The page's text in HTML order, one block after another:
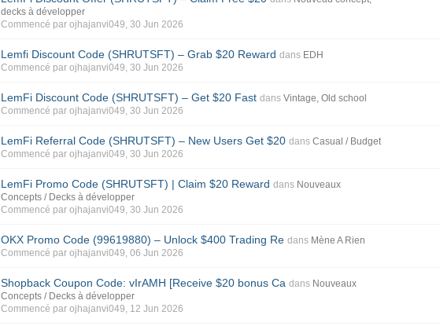
decks à développer
Commencé parojhajanvi049, 30 Jun 2026
Lemfi Discount Code (SHRUTSFT) – Grab $20 Reward dans EDH
Commencé parojhajanvi049, 30 Jun 2026
LemFi Discount Code (SHRUTSFT) – Get $20 Fast dans Vintage, Old school
Commencé parojhajanvi049, 30 Jun 2026
LemFi Referral Code (SHRUTSFT) – New Users Get $20 dans Casual / Budget
Commencé parojhajanvi049, 30 Jun 2026
LemFi Promo Code (SHRUTSFT) | Claim $20 Reward dans Nouveaux
Concepts / Decks à développer
Commencé parojhajanvi049, 30 Jun 2026
OKX Promo Code (99619880) – Unlock $400 Trading Re dans Mène A Rien
Commencé parojhajanvi049, 06 Jun 2026
Shopback Coupon Code: vIrAMH [Receive $20 bonus Ca dans Nouveaux
Concepts / Decks à développer
Commencé parojhajanvi049, 12 Jun 2026